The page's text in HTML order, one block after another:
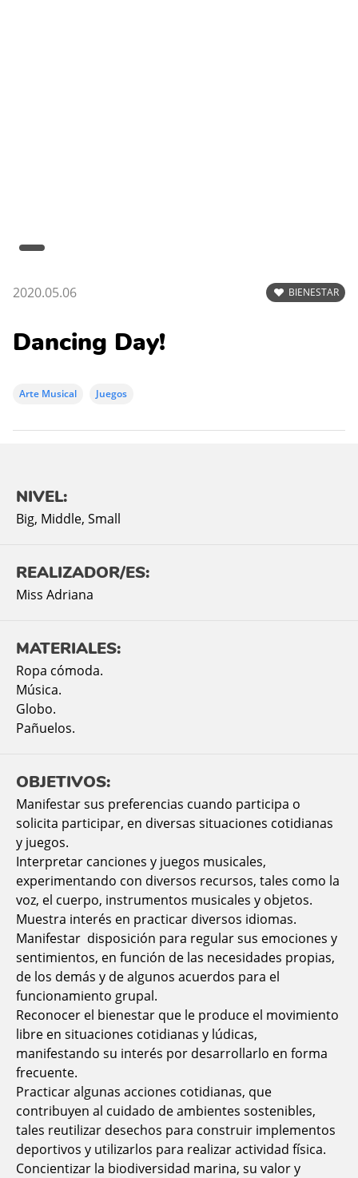
2020.05.06 BIENESTAR
Dancing Day!
Arte Musical Juegos
NIVEL:
Big, Middle, Small
REALIZADOR/ES:
Miss Adriana
MATERIALES:
Ropa cómoda.
Música.
Globo.
Pañuelos.
OBJETIVOS:
Manifestar sus preferencias cuando participa o
solicita participar, en diversas situaciones cotidianas
y juegos.
Interpretar canciones y juegos musicales,
experimentando con diversos recursos, tales como la
voz, el cuerpo, instrumentos musicales y objetos.
Muestra interés en practicar diversos idiomas.
Manifestar disposición para regular sus emociones y
sentimientos, en función de las necesidades propias,
de los demás y de algunos acuerdos para el
funcionamiento grupal.
Reconocer el bienestar que le produce el movimiento
libre en situaciones cotidianas y lúdicas,
manifestando su interés por desarrollarlo en forma
frecuente.
Practicar algunas acciones cotidianas, que
contribuyen al cuidado de ambientes sostenibles,
tales reutilizar desechos para construir implementos
deportivos y utilizarlos para realizar actividad física.
Concientizar la biodiversidad marina, su valor y